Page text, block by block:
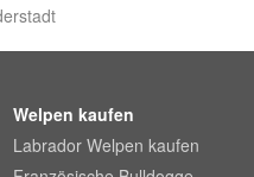
Welpen kaufen
Labrador Welpen kaufen